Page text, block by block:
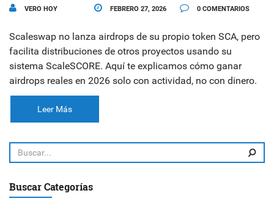
VERO HOY FEBRERO 27, 2026 0 COMENTARIOS
Scaleswap no lanza airdrops de su propio token SCA, pero
facilita distribuciones de otros proyectos usando su
sistema ScaleSCORE. Aquí te explicamos cómo ganar
airdrops reales en 2026 solo con actividad, no con dinero.
Leer Más
Buscar Categorías